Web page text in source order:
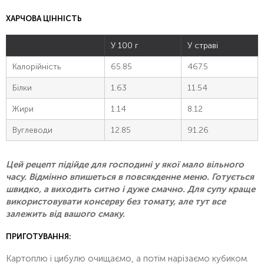
ХАРЧОВА ЦІННІСТЬ
У 100 г У страві
Калорійність 65.85 467.5
Білки 1.63 11.54
Жири 1.14 8.12
Вуглеводи 12.85 91.26
Цей рецепт підійде для господині у якої мало вільного
часу. Відмінно впишеться в повсякденне меню. Готується
швидко, а виходить ситно і дуже смачно. Для супу краще
використовувати консерву без томату, але тут все
залежить від вашого смаку.
ПРИГОТУВАННЯ:
Картоплю і цибулю очищаємо, а потім нарізаємо кубиком.